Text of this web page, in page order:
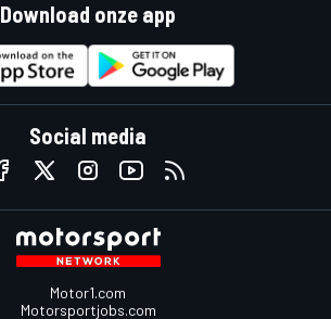
Download onze app
Social media
Motor1.com
Motorsportjobs.com